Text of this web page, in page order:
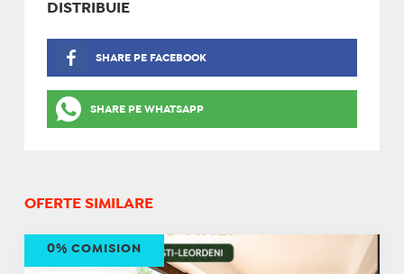
DISTRIBUIE
SHARE PE FACEBOOK
SHARE PE WHATSAPP
OFERTE SIMILARE
0% COMISION